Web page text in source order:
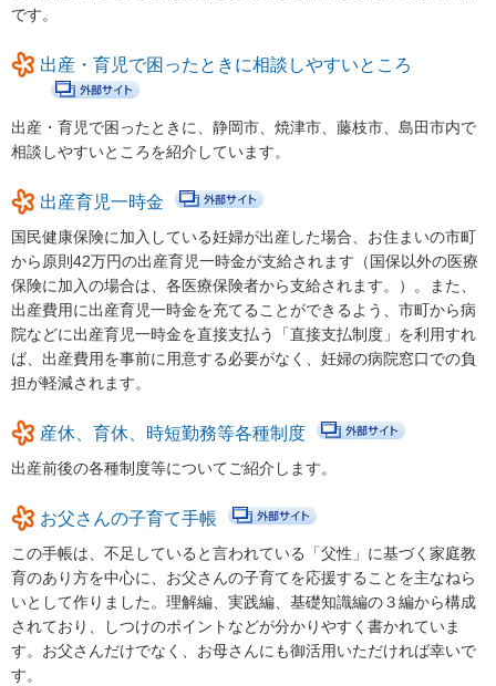
しずおか子育て優待カード
こども若者局SNS
あいのうた短歌講座
あいのうた短歌講座 第１回①
あいのうた短歌講座 第２回②
あいのうた短歌講座 第３回①
あいのうた短歌講座 第３回②
あいのうた短歌講座 第４回①
あいのうた短歌講座 第４回②
令和4年度ふじさんっこ応援大賞表彰式及び活動発表交流会
令和4年度ふじさんっこ応援大賞活動発表交流会（1）活動理念や
思いについて
令和4年度ふじさんっこ応援大賞活動発表交流会（2）事業拡大に
ついて（継続するための工夫）
令和4年度ふじさんっこ応援大賞活動発表交流会（3）男性やシニ
ア世代など、支援者の変化について
です。
出産・育児で困ったときに相談しやすいところ
出産・育児で困ったときに、静岡市、焼津市、藤枝市、島田市内で
相談しやすいところを紹介しています。
出産育児一時金
国民健康保険に加入している妊婦が出産した場合、お住まいの市町
から原則42万円の出産育児一時金が支給されます（国保以外の医療
保険に加入の場合は、各医療保険者から支給されます。）。また、
出産費用に出産育児一時金を充てることができるよう、市町から病
院などに出産育児一時金を直接支払う「直接支払制度」を利用すれ
ば、出産費用を事前に用意する必要がなく、妊婦の病院窓口での負
担が軽減されます。
産休、育休、時短勤務等各種制度
出産前後の各種制度等についてご紹介します。
お父さんの子育て手帳
この手帳は、不足していると言われている「父性」に基づく家庭教
育のあり方を中心に、お父さんの子育てを応援することを主なねら
いとして作りました。理解編、実践編、基礎知識編の３編から構成
されており、しつけのポイントなどが分かりやすく書かれていま
す。お父さんだけでなく、お母さんにも御活用いただければ幸いで
す。